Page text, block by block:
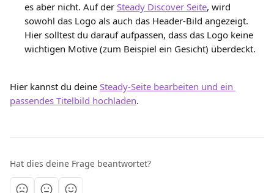
es aber nicht. Auf der Steady Discover Seite, wird
sowohl das Logo als auch das Header-Bild angezeigt.
Hier solltest du darauf aufpassen, dass das Logo keine
wichtigen Motive (zum Beispiel ein Gesicht) überdeckt.
Hier kannst du deine Steady-Seite bearbeiten und ein
passendes Titelbild hochladen.
Hat dies deine Frage beantwortet?